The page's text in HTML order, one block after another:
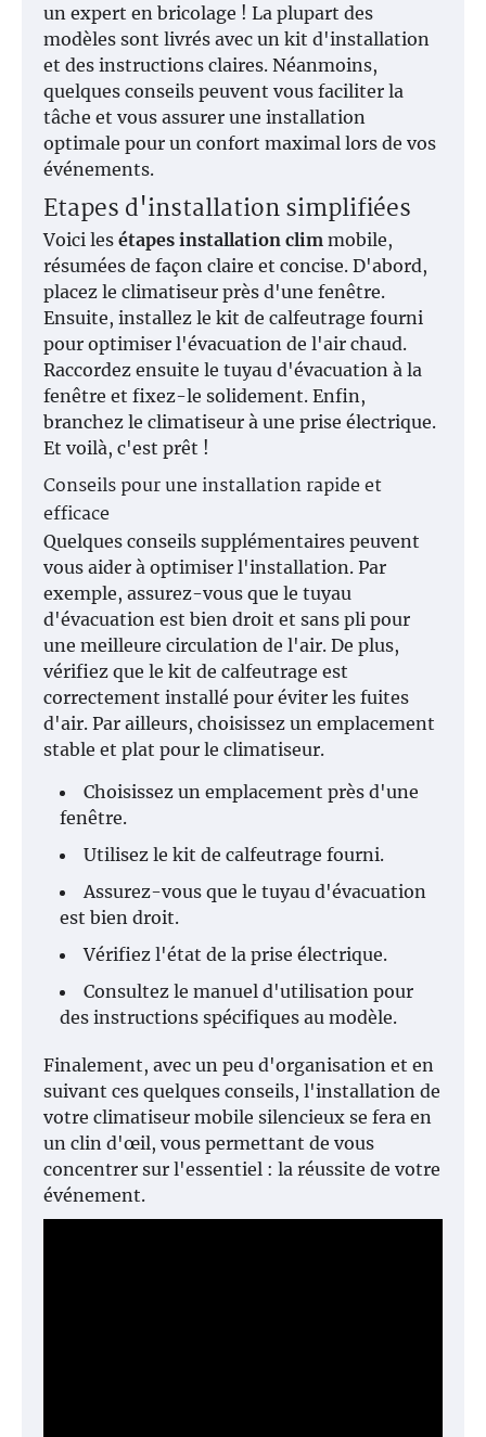
un expert en bricolage ! La plupart des
modèles sont livrés avec un kit d'installation
et des instructions claires. Néanmoins,
quelques conseils peuvent vous faciliter la
tâche et vous assurer une installation
optimale pour un confort maximal lors de vos
événements.
Etapes d'installation simplifiées
Voici les étapes installation clim mobile,
résumées de façon claire et concise. D'abord,
placez le climatiseur près d'une fenêtre.
Ensuite, installez le kit de calfeutrage fourni
pour optimiser l'évacuation de l'air chaud.
Raccordez ensuite le tuyau d'évacuation à la
fenêtre et fixez-le solidement. Enfin,
branchez le climatiseur à une prise électrique.
Et voilà, c'est prêt !
Conseils pour une installation rapide et
efficace
Quelques conseils supplémentaires peuvent
vous aider à optimiser l'installation. Par
exemple, assurez-vous que le tuyau
d'évacuation est bien droit et sans pli pour
une meilleure circulation de l'air. De plus,
vérifiez que le kit de calfeutrage est
correctement installé pour éviter les fuites
d'air. Par ailleurs, choisissez un emplacement
stable et plat pour le climatiseur.
Choisissez un emplacement près d'une
fenêtre.
Utilisez le kit de calfeutrage fourni.
Assurez-vous que le tuyau d'évacuation
est bien droit.
Vérifiez l'état de la prise électrique.
Consultez le manuel d'utilisation pour
des instructions spécifiques au modèle.
Finalement, avec un peu d'organisation et en
suivant ces quelques conseils, l'installation de
votre climatiseur mobile silencieux se fera en
un clin d'œil, vous permettant de vous
concentrer sur l'essentiel : la réussite de votre
événement.